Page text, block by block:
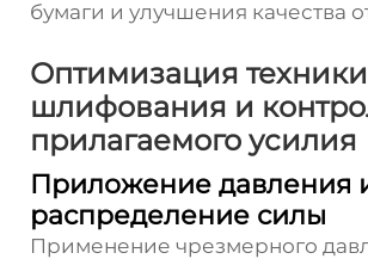
бумаги и улучшения качества
Оптимизация техники
шлифования и
прилагаемого усилия
Приложение давления
распределение силы
Применение чрезмерного